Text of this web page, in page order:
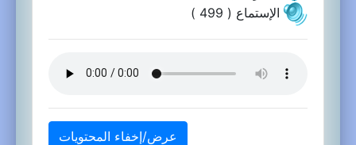
الإستماع ( 499 )
عرض/إخفاء المحتويات